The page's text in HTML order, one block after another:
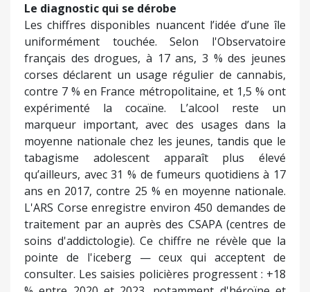
Le diagnostic qui se dérobe
Les chiffres disponibles nuancent l’idée d’une île
uniformément touchée. Selon l'Observatoire
français des drogues, à 17 ans, 3 % des jeunes
corses déclarent un usage régulier de cannabis,
contre 7 % en France métropolitaine, et 1,5 % ont
expérimenté la cocaïne. L’alcool reste un
marqueur important, avec des usages dans la
moyenne nationale chez les jeunes, tandis que le
tabagisme adolescent apparaît plus élevé
qu’ailleurs, avec 31 % de fumeurs quotidiens à 17
ans en 2017, contre 25 % en moyenne nationale.
L'ARS Corse enregistre environ 450 demandes de
traitement par an auprès des CSAPA (centres de
soins d'addictologie). Ce chiffre ne révèle que la
pointe de l'iceberg — ceux qui acceptent de
consulter. Les saisies policières progressent : +18